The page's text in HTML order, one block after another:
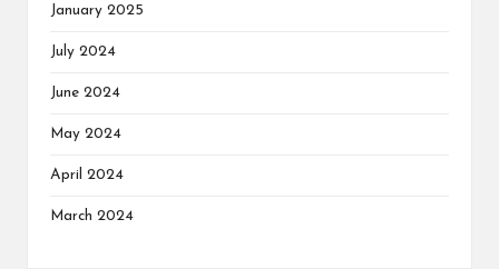
January 2025
July 2024
June 2024
May 2024
April 2024
March 2024